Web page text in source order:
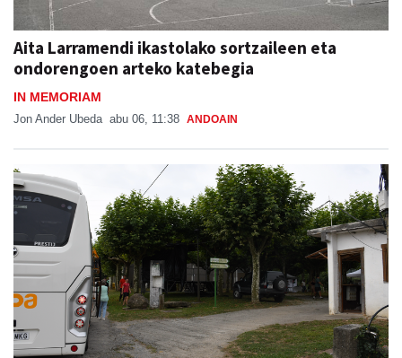
Aita Larramendi ikastolako sortzaileen eta
ondorengoen arteko katebegia
IN MEMORIAM
Jon Ander Ubeda abu 06, 11:38 ANDOAIN